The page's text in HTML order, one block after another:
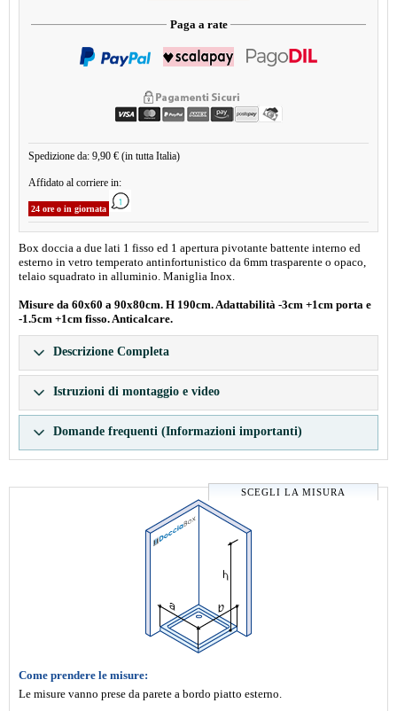
Paga a rate
Spedizione da: 9,90 € (in tutta Italia)
Affidato al corriere in:
24 ore o in giornata
Box doccia a due lati 1 fisso ed 1 apertura pivotante battente interno ed
esterno in vetro temperato antinfortunistico da 6mm trasparente o opaco,
telaio squadrato in alluminio. Maniglia Inox.
Misure da 60x60 a 90x80cm. H 190cm. Adattabilità -3cm +1cm porta e
-1.5cm +1cm fisso. Anticalcare.
Descrizione Completa
Istruzioni di montaggio e video
Domande frequenti (Informazioni importanti)
SCEGLI LA MISURA
Come prendere le misure:
Le misure vanno prese da parete a bordo piatto esterno.